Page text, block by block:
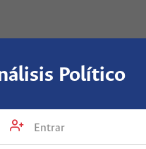
Político
Entrar